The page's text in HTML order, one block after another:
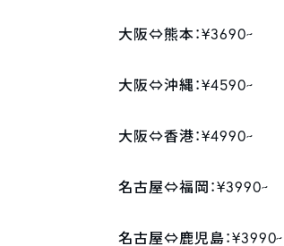
大阪⇔熊本：¥3690~
大阪⇔沖縄：¥4590~
大阪⇔香港：¥4990~
名古屋⇔福岡：¥3990~
名古屋⇔鹿児島：¥3990~